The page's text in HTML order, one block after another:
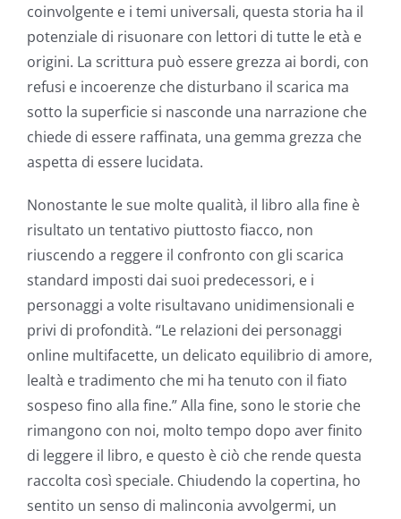
coinvolgente e i temi universali, questa storia ha il
potenziale di risuonare con lettori di tutte le età e
origini. La scrittura può essere grezza ai bordi, con
refusi e incoerenze che disturbano il scarica ma
sotto la superficie si nasconde una narrazione che
chiede di essere raffinata, una gemma grezza che
aspetta di essere lucidata.
Nonostante le sue molte qualità, il libro alla fine è
risultato un tentativo piuttosto fiacco, non
riuscendo a reggere il confronto con gli scarica
standard imposti dai suoi predecessori, e i
personaggi a volte risultavano unidimensionali e
privi di profondità. “Le relazioni dei personaggi
online multifacette, un delicato equilibrio di amore,
lealtà e tradimento che mi ha tenuto con il fiato
sospeso fino alla fine.” Alla fine, sono le storie che
rimangono con noi, molto tempo dopo aver finito
di leggere il libro, e questo è ciò che rende questa
raccolta così speciale. Chiudendo la copertina, ho
sentito un senso di malinconia avvolgermi, un